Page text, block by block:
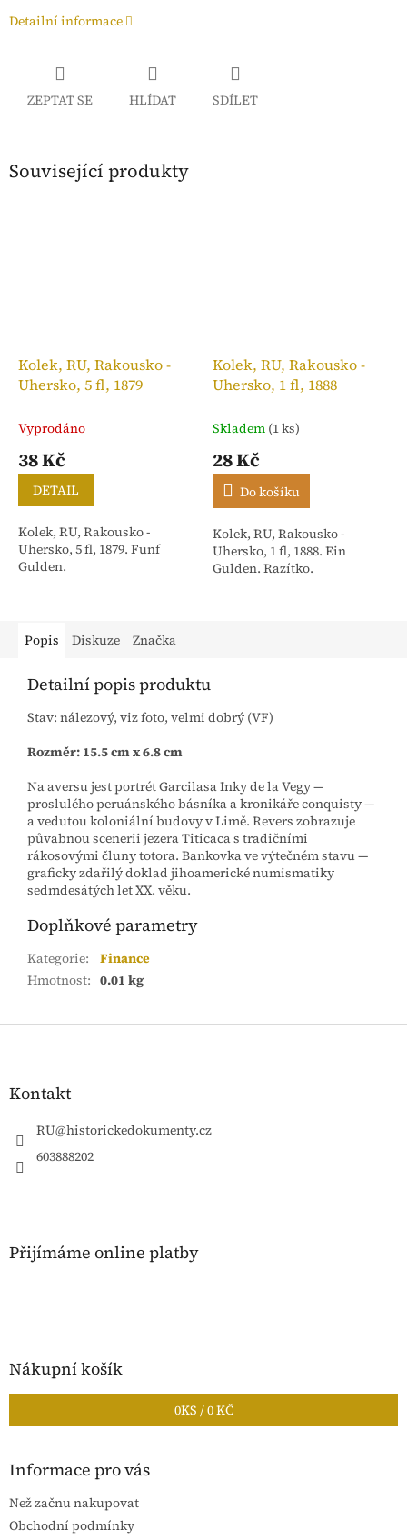
Detailní informace
ZEPTAT SE HLÍDAT SDÍLET
Související produkty
Kolek, RU, Rakousko -
Uhersko, 5 fl, 1879
Vyprodáno
38 Kč
DETAIL
Kolek, RU, Rakousko -
Uhersko, 5 fl, 1879. Funf
Gulden.
Kolek, RU, Rakousko -
Uhersko, 1 fl, 1888
Skladem (1 ks)
28 Kč
Do košíku
Kolek, RU, Rakousko -
Uhersko, 1 fl, 1888. Ein
Gulden. Razítko.
Popis Diskuze Značka
Detailní popis produktu
Stav: nálezový, viz foto, velmi dobrý (VF)
Rozměr: 15.5 cm x 6.8 cm
Na aversujest portrét Garcilasa Inky de la Vegy —
proslulého peruánského básníka a kronikáře conquisty —
a vedutou koloniální budovy v Limě. Revers zobrazuje
půvabnou scenerii jezera Titicaca s tradičními
rákosovými čluny totora. Bankovka ve výtečném stavu —
graficky zdařilý doklad jihoamerické numismatiky
sedmdesátých let XX. věku.
Doplňkové parametry
Kategorie:
Finance
Hmotnost: 0.01 kg
Z
Kontakt
RU@historickedokumenty.cz
603888202
Přijímáme online platby
Nákupní košík
0KS /0 KČ
Informace pro vás
Než začnu nakupovat
Obchodní podmínky